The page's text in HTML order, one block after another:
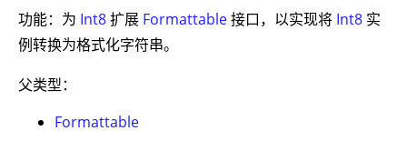
功能：为 Int8扩展 Formattable接口，以实现将 Int8 实
例转换为格式化字符串。
父类型：
Formattable